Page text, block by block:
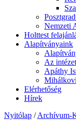
Nemzeti
Holttest
Alapítványaink
Az
Apáthy
Elérhetőség
Hírek
Nyitólap / Archívum-